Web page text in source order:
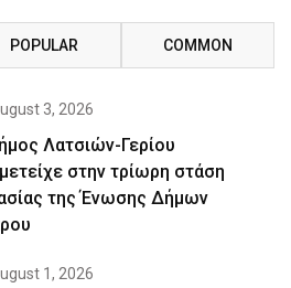
POPULAR COMMON
3, 2026
Λατσιών-Γερίου
στην τρίωρη στάση
της Ένωσης Δήμων
1, 2026